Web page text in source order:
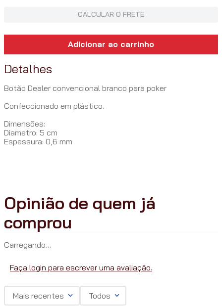
CALCULAR O FRETE
Adicionar ao carrinho
Detalhes
Botão Dealer convencional branco para poker
Confeccionado em plástico.
Dimensões:
Diametro: 5 cm
Espessura: 0,6 mm
Carregando…
Faça login para escrever uma avaliação.
Mais recentes Todos